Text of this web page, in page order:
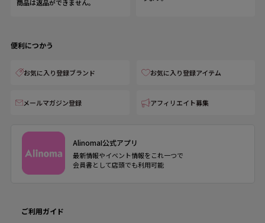
商品は返品ができません。
便利につかう
お気に入り登録ブランド お気に入り登録アイテム
メールマガジン登録 アフィリエイト募集
AlinomaI公式アプリ
最新情報やイベント情報をこれ一つで
会員書として店頭でも利用可能
ご利用ガイド